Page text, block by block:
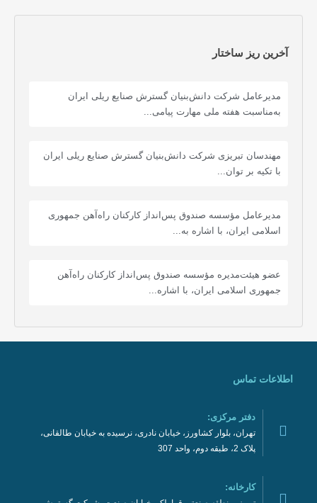
آخرین ریز ساختار
مدیرعامل شرکت دانش‌بنیان گسترش صنایع ریلی ایران
به‌مناسبت هفته ملی مهارت پیامی...
مهندسان تبریزی شرکت دانش‌بنیان گسترش صنایع ریلی ایران
با تکیه بر توان...
مدیرعامل مؤسسه صندوق پس‌انداز کارکنان راه‌آهن جمهوری
اسلامی ایران، با اشاره به...
عضو هیئت‌مدیره مؤسسه صندوق پس‌انداز کارکنان راه‌آهن
جمهوری اسلامی ایران، با اشاره...
اطلاعات تماس
دفتر مرکزی:
تهران، بلوار کشاورز، خیابان نادری، نرسیده به خیابان طالقانی،
پلاک 2، طبقه دوم، واحد 307
کارخانه: